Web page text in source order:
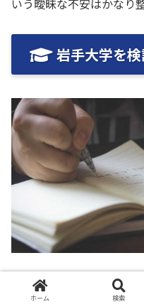
岩手大学を
最後に、これから受験や
に流されず岩手大学を判
ホーム 検索